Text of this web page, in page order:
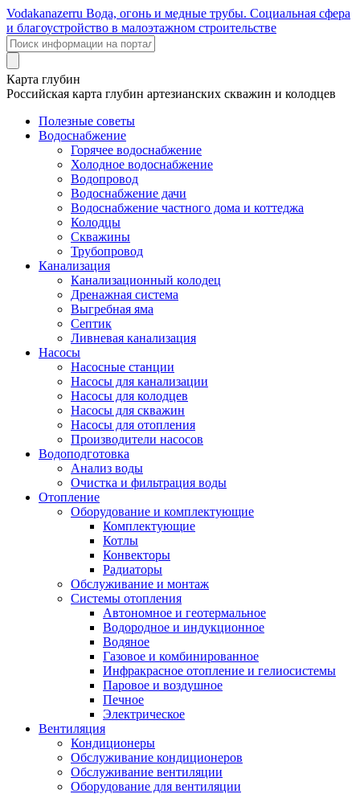
Vodakanazerru Вода, огонь и медные трубы. Социальная сфера
и благоустройство в малоэтажном строительстве
Карта глубин
Российская карта глубин артезианских скважин и колодцев
Полезные советы
Водоснабжение
Горячее водоснабжение
Холодное водоснабжение
Водопровод
Водоснабжение дачи
Водоснабжение частного дома и коттеджа
Колодцы
Скважины
Трубопровод
Канализация
Канализационный колодец
Дренажная система
Выгребная яма
Септик
Ливневая канализация
Насосы
Насосные станции
Насосы для канализации
Насосы для колодцев
Насосы для скважин
Насосы для отопления
Производители насосов
Водоподготовка
Анализ воды
Очистка и фильтрация воды
Отопление
Оборудование и комплектующие
Комплектующие
Котлы
Конвекторы
Радиаторы
Обслуживание и монтаж
Системы отопления
Автономное и геотермальное
Водородное и индукционное
Водяное
Газовое и комбинированное
Инфракрасное отопление и гелиосистемы
Паровое и воздушное
Печное
Электрическое
Вентиляция
Кондиционеры
Обслуживание кондиционеров
Обслуживание вентиляции
Оборудование для вентиляции